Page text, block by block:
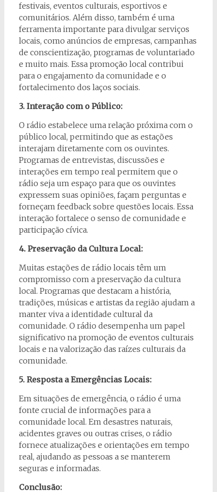
festivais, eventos culturais, esportivos e
comunitários. Além disso, também é uma
ferramenta importante para divulgar serviços
locais, como anúncios de empresas, campanhas
de conscientização, programas de voluntariado
e muito mais. Essa promoção local contribui
para o engajamento da comunidade e o
fortalecimento dos laços sociais.
3. Interação com o Público:
O rádio estabelece uma relação próxima com o
público local, permitindo que as estações
interajam diretamente com os ouvintes.
Programas de entrevistas, discussões e
interações em tempo real permitem que o
rádio seja um espaço para que os ouvintes
expressem suas opiniões, façam perguntas e
forneçam feedback sobre questões locais. Essa
interação fortalece o senso de comunidade e
participação cívica.
4. Preservação da Cultura Local:
Muitas estações de rádio locais têm um
compromisso com a preservação da cultura
local. Programas que destacam a história,
tradições, músicas e artistas da região ajudam a
manter viva a identidade cultural da
comunidade. O rádio desempenha um papel
significativo na promoção de eventos culturais
locais e na valorização das raízes culturais da
comunidade.
5. Resposta a Emergências Locais:
Em situações de emergência, o rádio é uma
fonte crucial de informações para a
comunidade local. Em desastres naturais,
acidentes graves ou outras crises, o rádio
fornece atualizações e orientações em tempo
real, ajudando as pessoas a se manterem
seguras e informadas.
Conclusão: